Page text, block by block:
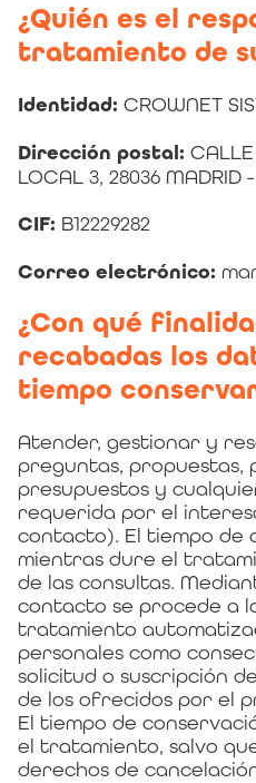
¿Quién es el
tratamiento de
Identidad: CROWNET
Dirección postal: CALLE
LOCAL 3, 28036 MADRID
CIF: B12229282
Correo electrónico:
¿Con qué
recabadas los
tiempo
Atender, gestionar y
preguntas, propuestas,
presupuestos y
requerida por el
contacto). El tiempo de
mientras dure el
de las consultas.
contacto se procede a
tratamiento
personales como
solicitud o suscripción
de los ofrecidos por el
El tiempo de
el tratamiento, salvo
derechos de